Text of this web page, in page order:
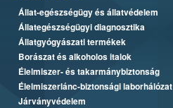
Állat-egészségügy és állatvédelem
Állategészségügyi diagnosztika
Állatgyógyászati termékek
Borászat és alkoholos italok
Élelmiszer- és takarmánybiztonság
Élelmiszerlánc-biztonsági laborhálózat
Járványvédelem